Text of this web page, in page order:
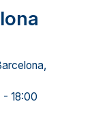
- 18:00